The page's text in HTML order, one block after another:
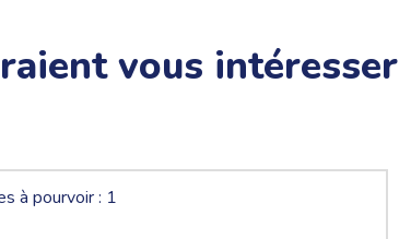
vous intéresser
à pourvoir : 1